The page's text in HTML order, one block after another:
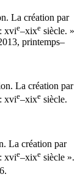
La création par
xvie–xixe siècle. »
printemps–
La création par
xvie–xixe siècle.
La création par
xvie–xixe siècle ».